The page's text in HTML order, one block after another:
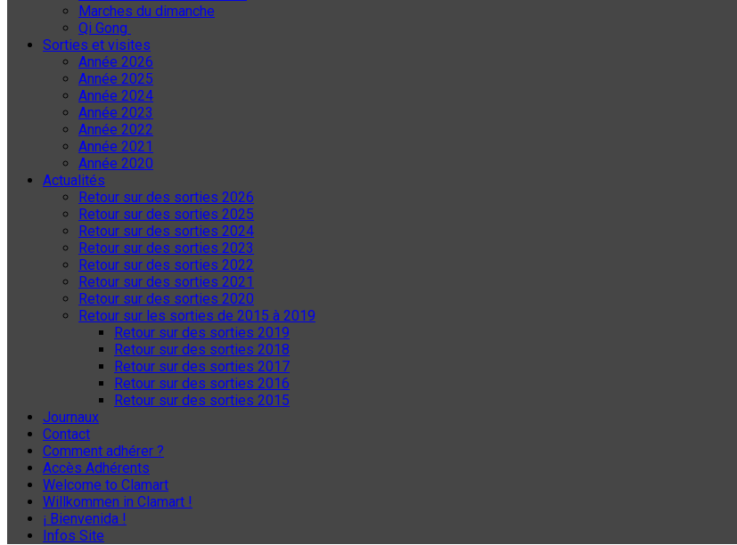
Marches du dimanche
Qi Gong
Sorties et visites
Année 2026
Année 2025
Année 2024
Année 2023
Année 2022
Année 2021
Année 2020
Actualités
Retour sur des sorties 2026
Retour sur des sorties 2025
Retour sur des sorties 2024
Retour sur des sorties 2023
Retour sur des sorties 2022
Retour sur des sorties 2021
Retour sur des sorties 2020
Retour sur les sorties de 2015 à 2019
Retour sur des sorties 2019
Retour sur des sorties 2018
Retour sur des sorties 2017
Retour sur des sorties 2016
Retour sur des sorties 2015
Journaux
Contact
Comment adhérer ?
Accès Adhérents
Welcome to Clamart
Willkommen in Clamart !
¡ Bienvenida !
Infos Site